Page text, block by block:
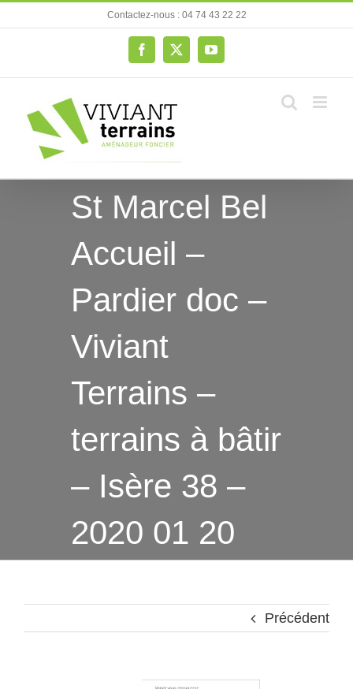
au
Contactez-nous : 04 74 43 22 22
Facebook
X YouTube
St Marcel Bel
Accueil –
Pardier doc –
Viviant
Terrains –
terrains à bâtir
– Isère 38 –
2020 01 20
Précédent